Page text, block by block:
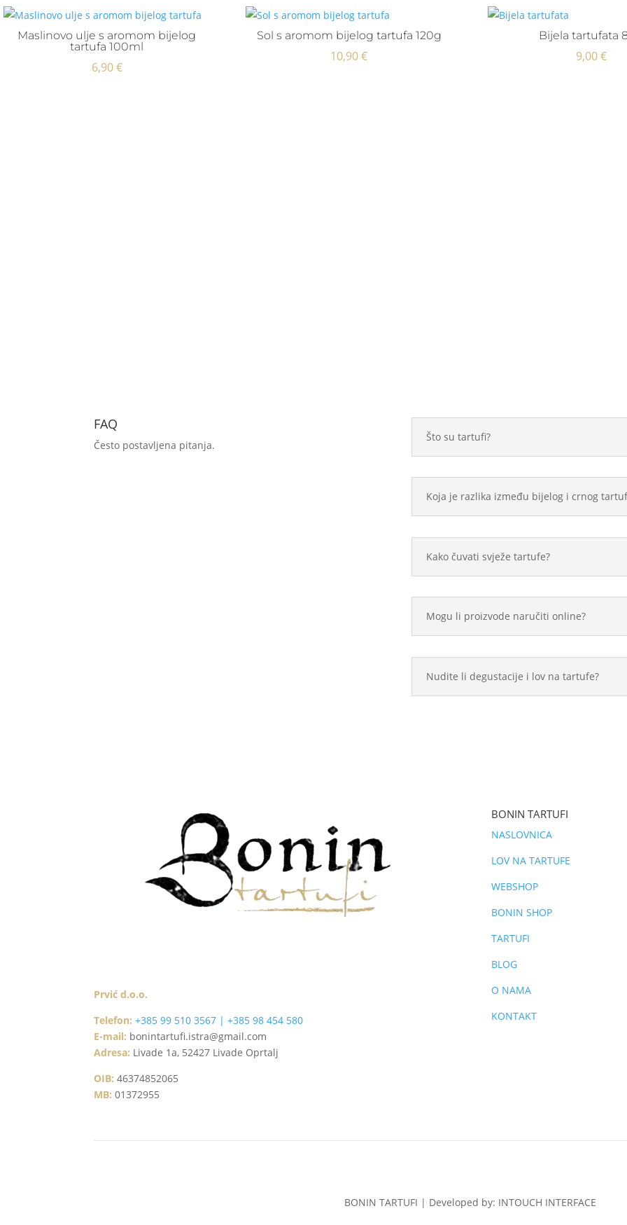
Maslinovo ulje s aromom bijelog
tartufa 100ml
6,90€
Sol s aromom bijelog tartufa 120g
10,90€
Bijela tartufata
9,00€
FAQ
Često postavljena pitanja.
Što su tartufi?
Koja je razlika između bijelog i crnog
Kako čuvati svježe tartufe?
Mogu li proizvode naručiti online?
Nudite li degustacije i lov na tartufe?
Prvić d.o.o.
Telefon:+385 99 510 3567 | +385 98 454 580
E-mail: bonintartufi.istra@gmail.com
Adresa: Livade 1a, 52427 Livade Oprtalj
OIB: 46374852065
MB: 01372955
BONIN TARTUFI
NASLOVNICA
LOV NA TARTUFE
WEBSHOP
BONIN SHOP
TARTUFI
BLOG
O NAMA
KONTAKT
BONIN TARTUFI | Developed by: INTOUCH INTERFACE